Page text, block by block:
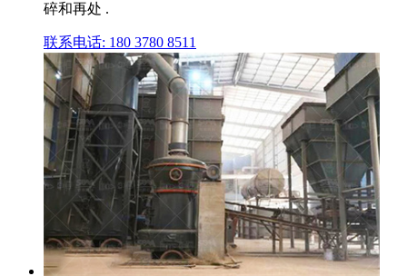
碎和再处 .
联系电话: 180 3780 8511